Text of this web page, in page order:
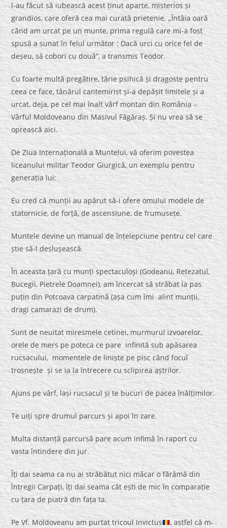
l-au făcut să iubească acest ținut aparte, misterios și
grandios, care oferă cea mai curată prietenie. „Întâia oară
când am urcat pe un munte, prima regulă care mi-a fost
spusă a sunat în felul următor : Dacă urci cu orice fel de
deșeu, să cobori cu două”, a transmis Teodor.
Cu foarte multă pregătire, tărie psihică și dragoste pentru
ceea ce face, tânărul cantemirist și-a depășit limitele și a
urcat, deja, pe cel mai înalt vârf montan din România –
Vârful Moldoveanu din Masivul Făgăraș. Și nu vrea să se
oprească aici.
De Ziua Internațională a Muntelui, vă oferim povestea
liceanului militar Teodor Giurgică, un exemplu pentru
generația lui:
Eu cred că munții au apărut să-i ofere omului modele de
statornicie, de forță, de ascensiune, de frumusețe.
Muntele devine un manual de înțelepciune pentru cel care
știe să-l deslușească.
În aceasta țară cu munți spectaculoși (Godeanu, Retezatul,
Bucegii, Pietrele Doamnei), am încercat să străbat la pas
puțin din Potcoava carpatină (așa cum îmi alint munții,
dragi camarazi de drum).
Sunt de neuitat miresmele cetinei, murmurul izvoarelor,
orele de mers pe poteca ce pare infinită sub apăsarea
rucsacului, momentele de liniște pe pisc când focul
trosnește și se ia la întrecere cu sclipirea aștrilor.
Ajuns pe vârf, lași rucsacul și te bucuri de pacea înălțimilor.
Te uiți spre drumul parcurs și apoi în zare.
Multa distanță parcursă pare acum infimă în raport cu
vasta întindere din jur.
Îți dai seama ca nu ai străbătut nici măcar o fărâmă din
întregii Carpați, îți dai seama cât ești de mic în comparație
cu țara de piatră din fața ta.
Pe Vf. Moldoveanu am purtat tricoul Invictus
, astfel că m-